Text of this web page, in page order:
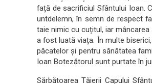
față de sacrificiul Sfântului Ioan.
untdelemn, în semn de respect
taie nimic cu cuțitul, iar
a fost luată viața. În multe
păcatelor și pentru sănătatea
Ioan Botezătorul sunt purtate în
Sărbătoarea Tăierii Capului